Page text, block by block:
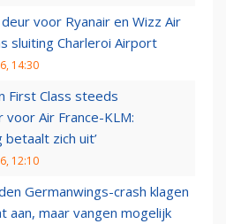
voor Ryanair en Wizz Air
sluiting Charleroi Airport
14:30
First Class steeds
voor Air France-KLM:
betaalt zich uit’
12:10
Germanwings-crash klagen
aan, maar vangen mogelijk